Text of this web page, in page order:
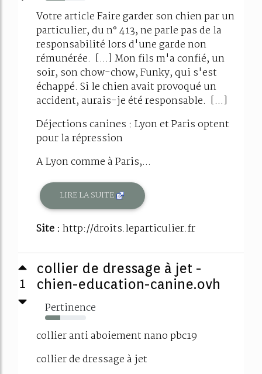
Votre article Faire garder son chien par un
particulier, du n° 413, ne parle pas de la
responsabilité lors d'une garde non
rémunérée. [...] Mon fils m'a confié, un
soir, son chow-chow, Funky, qui s'est
échappé. Si le chien avait provoqué un
accident, aurais-je été responsable. [...]
Déjections canines : Lyon et Paris optent
pour la répression
A Lyon comme à Paris,...
LIRE LA SUITE
Site : http://droits.leparticulier.fr
1
collier de dressage à jet -
chien-education-canine.ovh
Pertinence
37%
collier anti aboiement nano pbc19
collier de dressage à jet